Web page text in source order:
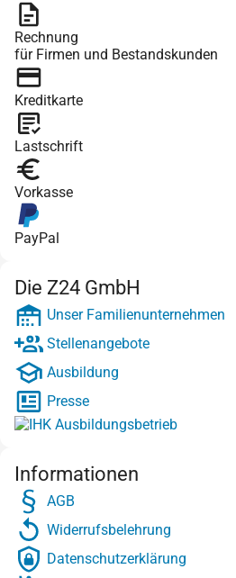
Rechnung
für Firmen und Bestandskunden
Kreditkarte
Lastschrift
Vorkasse
PayPal
Die Z24 GmbH
Unser Familienunternehmen
Stellenangebote
Ausbildung
Presse
Informationen
AGB
Widerrufsbelehrung
Datenschutzerklärung